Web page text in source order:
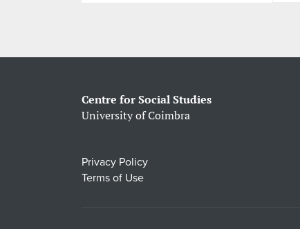
Centre for Social Studies
University of Coimbra
Privacy Policy
Terms of Use